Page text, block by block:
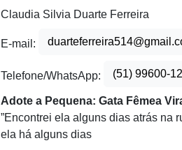
Claudia Silvia Duarte Ferreira
E-mail:
Telefone/WhatsApp: (51) 99600-
Adote a Pequena: Gata Fêmea
”Encontrei ela alguns dias atrás na
ela há alguns dias